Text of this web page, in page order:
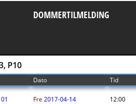
DOMMERTILMELDING
P10
Dato Tid
Fre 2017-04-14 12:00